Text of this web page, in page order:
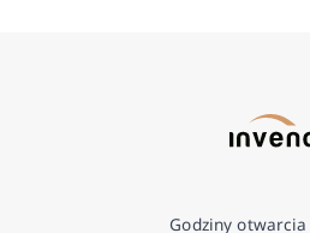
Godziny